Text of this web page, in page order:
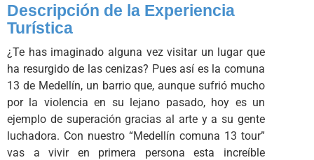
Descripción de la Experiencia
Turística
¿Te has imaginado alguna vez visitar un lugar que
ha resurgido de las cenizas? Pues así es la comuna
13 de Medellín, un barrio que, aunque sufrió mucho
por la violencia en su lejano pasado, hoy es un
ejemplo de superación gracias al arte y a su gente
luchadora. Con nuestro “Medellín comuna 13 tour”
vas a vivir en primera persona esta increíble